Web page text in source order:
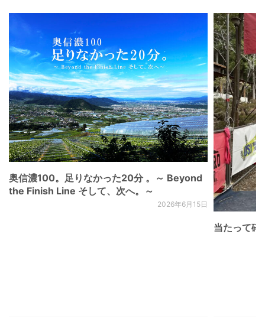
奥信濃100。足りなかった20分 。～ Beyond
the Finish Line そして、次へ。～
2026年6月15日
当たって砕